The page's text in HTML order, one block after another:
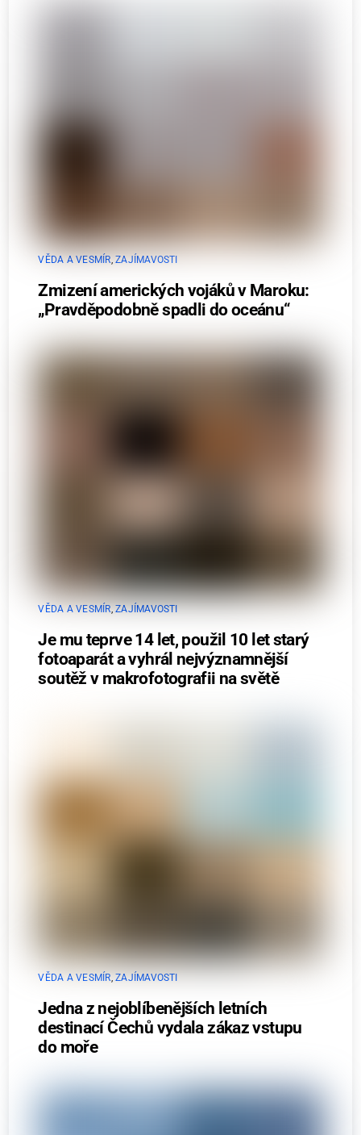
VĚDA A VESMÍR,ZAJÍMAVOSTI
Zmizení amerických vojáků v Maroku:
„Pravděpodobně spadli do oceánu“
VĚDA A VESMÍR ,ZAJÍMAVOSTI
Je mu teprve 14 let, použil 10 let starý
fotoaparát a vyhrál nejvýznamnější
soutěž v makrofotografii na světě
VĚDA A VESMÍR ,ZAJÍMAVOSTI
Jedna z nejoblíbenějších letních
destinací Čechů vydala zákaz vstupu
do moře